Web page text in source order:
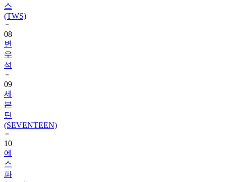
스
(TWS)
08
변
우
석
09
세
븐
틴
(SEVENTEEN)
10
에
스
파